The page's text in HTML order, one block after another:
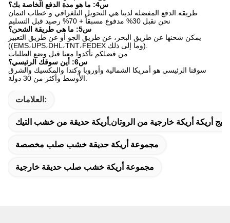
س4: ما هو مدة الدفع الخاصة بك؟
طريقة الدفع المفضلة لدينا هي التحويل التلغرافي و خطاب ائتمان
نحن نقبل 30% مدفوع مسبقاً + 70% رصيد قبل التسليم
س5: ما هي طريقة الشحن؟
يمكن شحنها عن طريق البحر، عن طريق الجو أو عن طريق التعبير
((EMS،UPS،DHL،TNT،FEDEX وما إلى ذلك).
من فضلكم تأكدوا معنا قبل وضع الطلبات
س6: أين سوقك الرئيسي؟
سوقنا الرئيسي هو أمريكا الشمالية وأوروبا وكندا والمكسيك والشرق
العلامات:
أريكة أريكة خارجية من الروتان,أريكة حديقة من خشب التيك
مجموعة أريكة حديقة خشب صلب مخصصة
مجموعة أريكة خشب صلب حديقة خارجية